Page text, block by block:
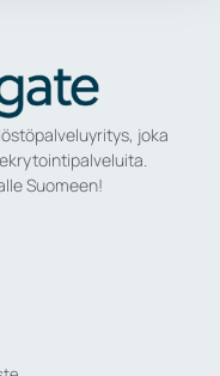
joka
Suomeen!